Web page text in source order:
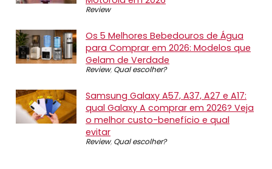
Review
Os 5 Melhores Bebedouros de Água
para Comprar em 2026: Modelos que
Gelam de Verdade
Review, Qual escolher?
Samsung Galaxy A57, A37, A27 e A17:
qual Galaxy A comprar em 2026? Veja
o melhor custo-benefício e qual
evitar
Review, Qual escolher?